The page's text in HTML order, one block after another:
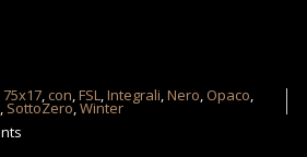
75x17, con,FSL,Integrali,Nero, Opaco,
, SottoZero,Winter